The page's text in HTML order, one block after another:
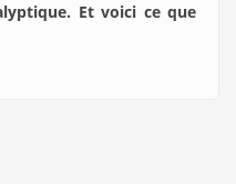
Et voici ce que